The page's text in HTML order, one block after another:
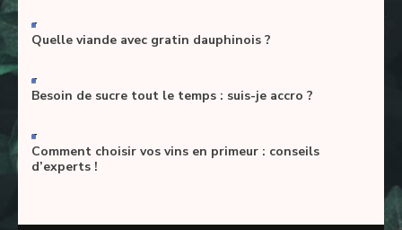
-
Quelle viande avec gratin dauphinois ?
-
Besoin de sucre tout le temps : suis-je accro ?
-
Comment choisir vos vins en primeur : conseils
d’experts !